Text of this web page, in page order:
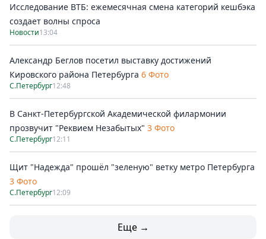
Исследование ВТБ: ежемесячная смена категорий кешбэка
создает волны спроса
Новости13:04
Александр Беглов посетил выставку достижений
Кировского района Петербурга 6 Фото
С.Петербург12:48
В Санкт-Петербургской Академической филармонии
прозвучит "Реквием Незабытых" 3 Фото
С.Петербург12:11
Щит "Надежда" прошёл "зеленую" ветку метро Петербурга
3 Фото
С.Петербург12:09
Еще →